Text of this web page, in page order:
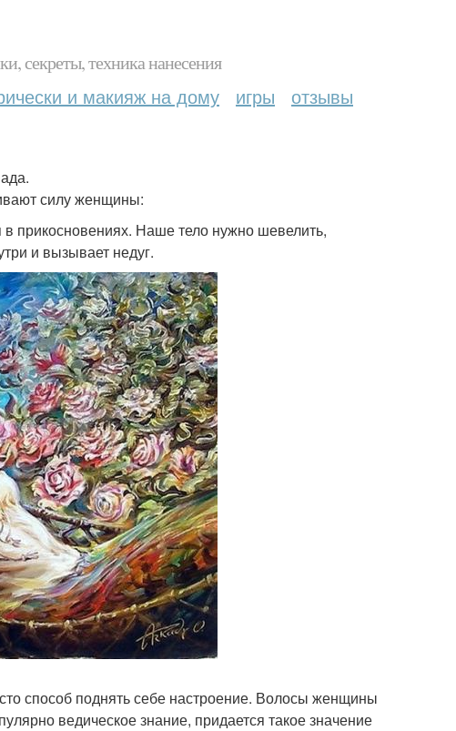
секреты, техника нанесения
и макияж на дому игры отзывы
силу женщины:
прикосновениях. Наше тело нужно шевелить,
и вызывает недуг.
способ поднять себе настроение. Волосы женщины
ведическое знание, придается такое значение